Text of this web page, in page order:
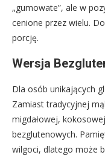
„gumowate”, ale w
cenione przez wielu.
porcję.
Wersja
Dla osób unikających
Zamiast tradycyjnej
migdałowej,
bezglutenowych.
wilgoci, dlatego może